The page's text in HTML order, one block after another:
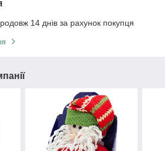
14 днів за рахунок покупця